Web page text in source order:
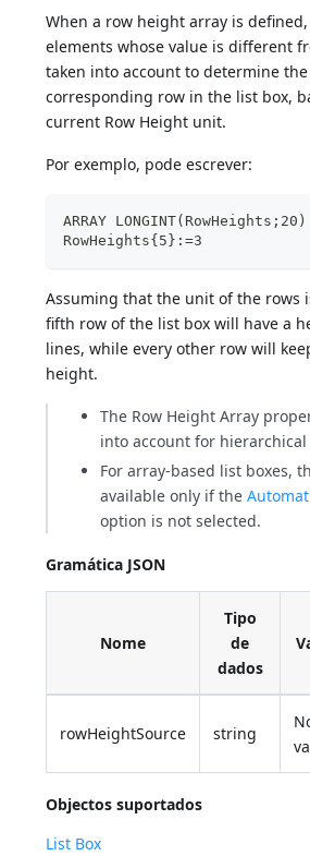
When a row height array is
elements whose value is different
taken into account to determine
corresponding row in the list box,
current Row Height unit.
Por exemplo, pode escrever:
ARRAY LONGINT(RowHeights;20)
RowHeights{5}:=3
Assuming that the unit of the rows
fifth row of the list box will have a
lines, while every other row will
height.
The Row Height Array
into account for hierarchical
For array-based list boxes,
available only if the
option is not selected.
Gramática JSON
Nome
Tipo
de
dados
rowHeightSource string
Objectos suportados
List Box